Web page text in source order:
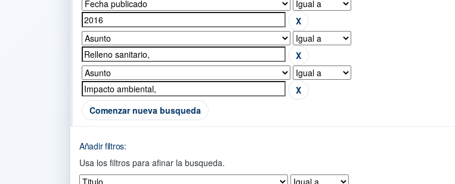
Comenzar nueva busqueda
Añadir filtros:
Usa los filtros para afinar la busqueda.